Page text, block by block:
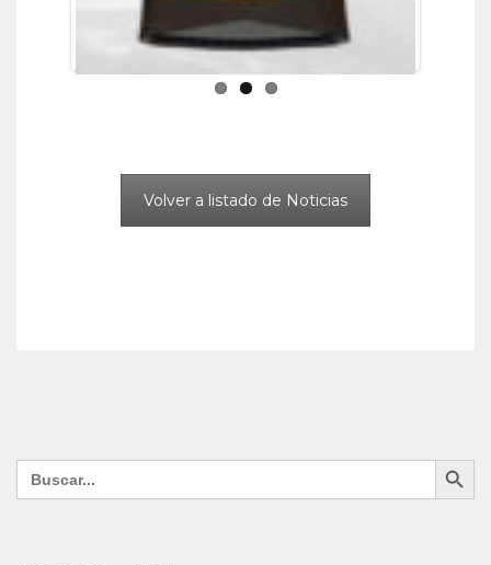
Volver a listado de Noticias
Search
for:
Search Button